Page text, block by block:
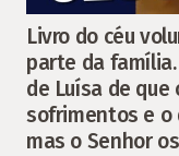
Livro do céu
parte da
de Luísa de que
sofrimentos e o
mas o Senhor